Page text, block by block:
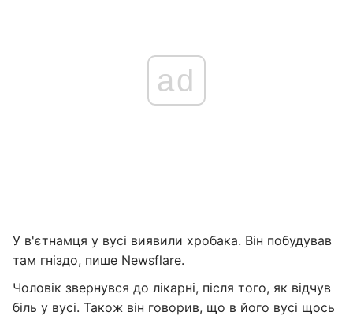
ad
У в'єтнамця у вусі виявили хробака. Він побудував
там гніздо, пише Newsflare.
Чоловік звернувся до лікарні, після того, як відчув
біль у вусі. Також він говорив, що в його вусі щось